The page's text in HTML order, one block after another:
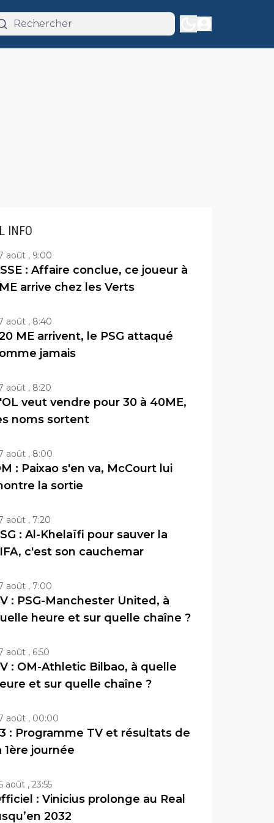
INFO
août , 9:00
: Affaire conclue, ce joueur à
arrive chez les Verts
août , 8:40
ME arrivent, le PSG attaqué
jamais
août , 8:20
veut vendre pour 30 à 40ME,
noms sortent
août , 8:00
: Paixao s'en va, McCourt lui
la sortie
août , 7:20
: Al-Khelaïfi pour sauver la
c'est son cauchemar
août , 7:00
: PSG-Manchester United, à
heure et sur quelle chaîne ?
août , 6:50
: OM-Athletic Bilbao, à quelle
et sur quelle chaîne ?
août , 00:00
: Programme TV et résultats de
1ère journée
août , 23:55
: Vinicius prolonge au Real
2032